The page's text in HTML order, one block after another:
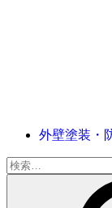
外壁塗装・
検
索: